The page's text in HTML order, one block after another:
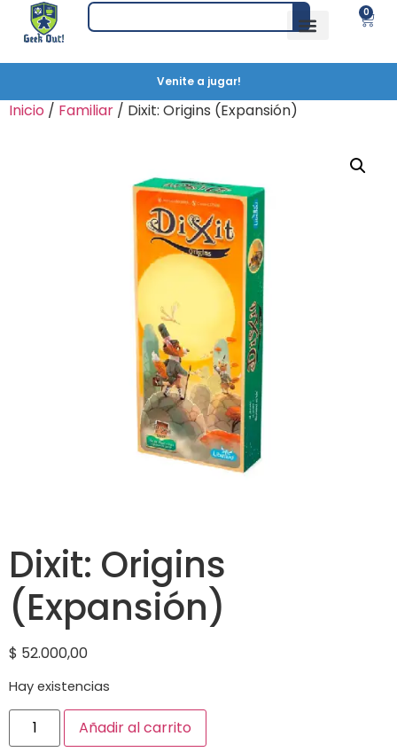
0
Venite a jugar!
Inicio / Familiar / Dixit: Origins (Expansión)
Dixit: Origins
(Expansión)
$ 52.000,00
Hay existencias
Añadir al carrito